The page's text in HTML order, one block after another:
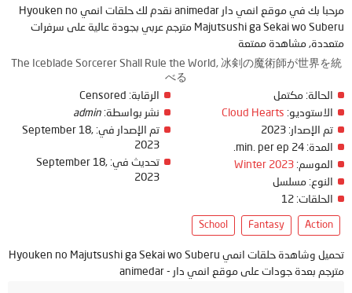
مرحبا بك في موقع انمي دار animedar نقدم لك حلقات انمي Hyouken no
Majutsushi ga Sekai wo Suberu مترجم عربي بجودة عالية على سرفرات
متعددة, مشاهدة ممتعة
The Iceblade Sorcerer Shall Rule the World, 冰剣の魔術師が世界を統
べる
الحالة: مكتمل
الاستوديو: Cloud Hearts
تم الإصدار:
المدة:
الموسم: Winter 2023
النوع: مسلسل
الحلقات:
الرقابة:
نشر بواسطة: admin
تم الإصدار في: September 18,
2023
تحديث في: September 18,
2023
Action
Fantasy
School
تحميل وشاهدة حلقات انمي Hyouken no Majutsushi ga Sekai wo Suberu
مترجم بعدة جودات على موقع انمي دار - animedar